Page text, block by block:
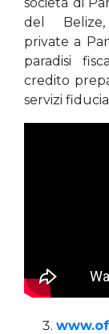
del
private a
paradisi
credito
servizi